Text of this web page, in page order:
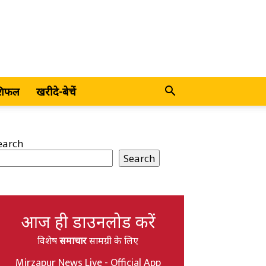
खरीदे-बेचें
Search
आज ही डाउनलोड करें
विशेषसमाचारसामग्री के लिए